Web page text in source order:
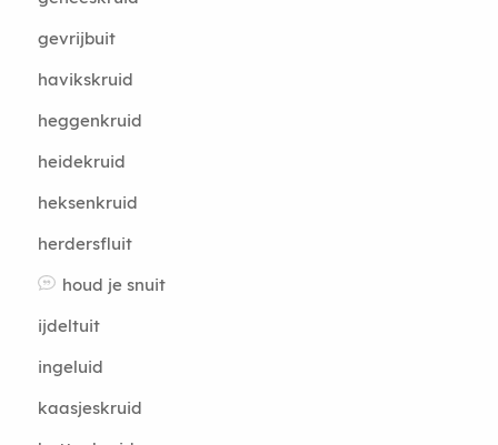
gevrijbuit
havikskruid
heggenkruid
heidekruid
heksenkruid
herdersfluit
houd je snuit
ijdeltuit
ingeluid
kaasjeskruid